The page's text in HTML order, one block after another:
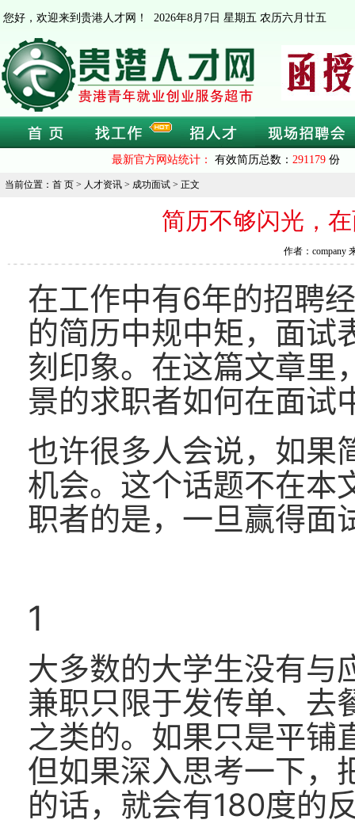
您好，欢迎来到贵港人才网！ 2026年8月7日 星期五 农历六月廿五
最新官方网站统计： 有效简历总数： 291179 份
当前位置：首 页 > 人才资讯 > 成功面试 > 正文
简历不够闪光，
作者：company
在工作中有6年的招聘
的简历中规中矩，面试
刻印象。在这篇文章里
景的求职者如何在面试
也许很多人会说，如果
机会。这个话题不在本
职者的是，一旦赢得面
1
大多数的大学生没有与
兼职只限于发传单、去
之类的。如果只是平铺
但如果深入思考一下，
的话，就会有180度的